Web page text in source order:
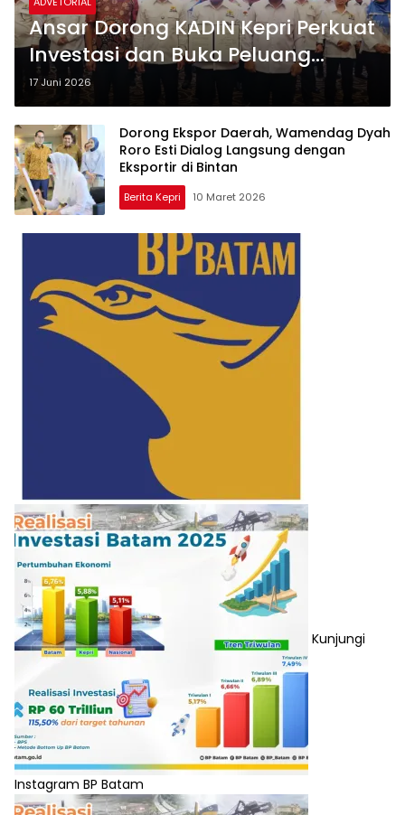
Ansar Dorong KADIN Kepri Perkuat
Investasi dan Buka Peluang
Ekonomi Global
17 Juni 2026
Dorong Ekspor Daerah, Wamendag Dyah
Roro Esti Dialog Langsung dengan
Eksportir di Bintan
Berita Kepri 10 Maret 2026
Kunjungi
Instagram BP Batam